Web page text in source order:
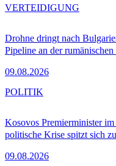
Drohne dringt nach
Pipeline an der rumänischen
09.08.2026
VERTEIDIGUNG
Kosovos Premierminister
politische Krise spitzt sich zu
09.08.2026
POLITIK